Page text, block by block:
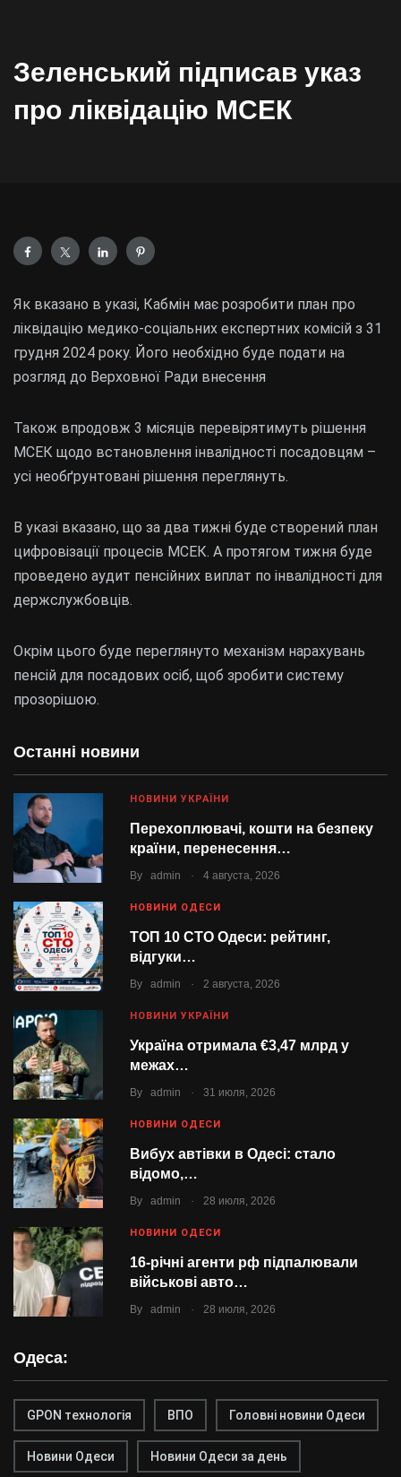
Зеленський підписав указ
про ліквідацію МСЕК
Останні новини
НОВИНИ УКРАЇНИ
Перехоплювачі, кошти на безпеку
країни, перенесення…
By admin . 4 августа, 2026
НОВИНИ ОДЕСИ
ТОП 10 СТО Одеси: рейтинг,
відгуки…
By admin . 2 августа, 2026
НОВИНИ УКРАЇНИ
Україна отримала €3,47 млрд у
межах…
By admin . 31 июля, 2026
НОВИНИ ОДЕСИ
Вибух автівки в Одесі: стало
відомо,…
By admin . 28 июля, 2026
НОВИНИ ОДЕСИ
16-річні агенти рф підпалювали
військові авто…
By admin . 28 июля, 2026
Одеса:
GPON технологія ВПО Головні новини Одеси
Новини Одеси Новини Одеси за день
Як вказано в указі, Кабмін має розробити план про
ліквідацію медико-соціальних експертних комісій з 31
грудня 2024 року. Його необхідно буде подати на
розгляд до Верховної Ради внесення
Також впродовж 3 місяців перевірятимуть рішення
МСЕК щодо встановлення інвалідності посадовцям –
усі необґрунтовані рішення переглянуть.
В указі вказано, що за два тижні буде створений план
цифровізації процесів МСЕК. А протягом тижня буде
проведено аудит пенсійних виплат по інвалідності для
держслужбовців.
Окрім цього буде переглянуто механізм нарахувань
пенсій для посадових осіб, щоб зробити систему
прозорішою.